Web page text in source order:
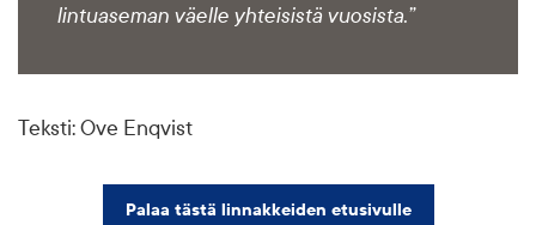
lintuaseman väelle yhteisistä vuosista.”
Teksti: Ove Enqvist
Palaa tästä linnakkeiden etusivulle